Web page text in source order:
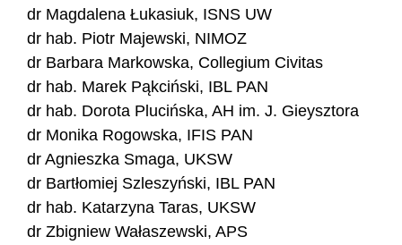
dr Magdalena Łukasiuk, ISNS UW
dr hab. Piotr Majewski, NIMOZ
dr Barbara Markowska, Collegium Civitas
dr hab. Marek Pąkciński, IBL PAN
dr hab. Dorota Plucińska, AH im. J. Gieysztora
dr Monika Rogowska, IFIS PAN
dr Agnieszka Smaga, UKSW
dr Bartłomiej Szleszyński, IBL PAN
dr hab. Katarzyna Taras, UKSW
dr Zbigniew Wałaszewski, APS